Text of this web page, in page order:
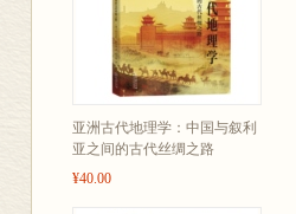
亚洲古代地理学：中国与叙利
亚之间的古代丝绸之路
¥40.00